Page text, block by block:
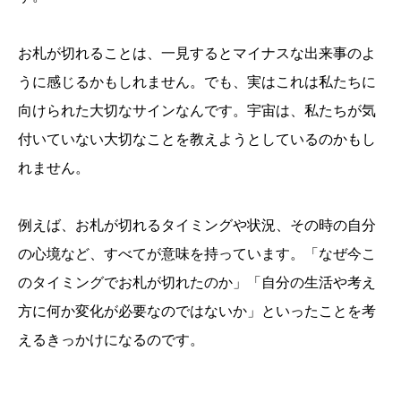
お札が切れることは、一見するとマイナスな出来事のよ
うに感じるかもしれません。でも、実はこれは私たちに
向けられた大切なサインなんです。宇宙は、私たちが気
付いていない大切なことを教えようとしているのかもし
れません。
例えば、お札が切れるタイミングや状況、その時の自分
の心境など、すべてが意味を持っています。「なぜ今こ
のタイミングでお札が切れたのか」「自分の生活や考え
方に何か変化が必要なのではないか」といったことを考
えるきっかけになるのです。